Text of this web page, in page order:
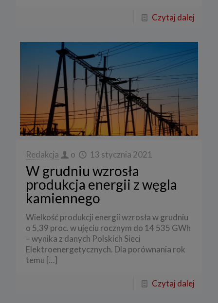
Czytaj dalej
Redakcja o 13 stycznia 2021
W grudniu wzrosła
produkcja energii z węgla
kamiennego
Wielkość produkcji energii wzrosła w grudniu
o 5,39 proc. w ujęciu rocznym do 14 535 GWh
– wynika z danych Polskich Sieci
Elektroenergetycznych. Dla porównania rok
temu […]
Czytaj dalej